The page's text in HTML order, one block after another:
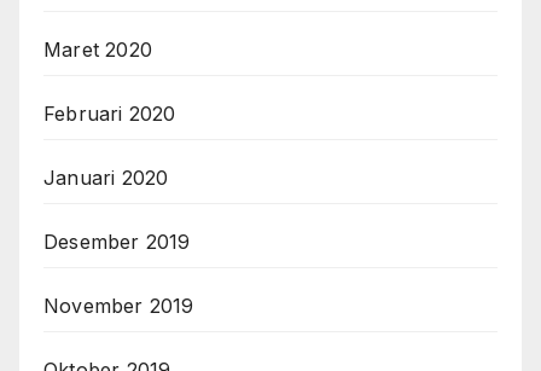
Maret 2020
Februari 2020
Januari 2020
Desember 2019
November 2019